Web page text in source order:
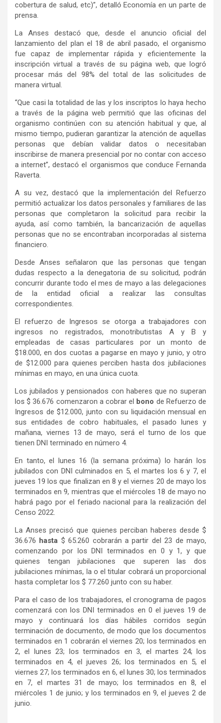
cobertura de salud, etc)”, detalló Economía en un parte de
prensa.
La Anses destacó que, desde el anuncio oficial del
lanzamiento del plan el 18 de abril pasado, el organismo
fue capaz de implementar rápida y eficientemente la
inscripción virtual a través de su página web, que logró
procesar más del 98% del total de las solicitudes de
manera virtual.
“Que casi la totalidad de las y los inscriptos lo haya hecho
a través de la página web permitió que las oficinas del
organismo continúen con su atención habitual y que, al
mismo tiempo, pudieran garantizar la atención de aquellas
personas que debían validar datos o necesitaban
inscribirse de manera presencial por no contar con acceso
a internet”, destacó el organismos que conduce Fernanda
Raverta.
A su vez, destacó que la implementación del Refuerzo
permitió actualizar los datos personales y familiares de las
personas que completaron la solicitud para recibir la
ayuda, así como también, la bancarización de aquellas
personas que no se encontraban incorporadas al sistema
financiero.
Desde Anses señalaron que las personas que tengan
dudas respecto a la denegatoria de su solicitud, podrán
concurrir durante todo el mes de mayo a las delegaciones
de la entidad oficial a realizar las consultas
correspondientes.
El refuerzo de Ingresos se otorga a trabajadores con
ingresos no registrados, monotributistas A y B y
empleadas de casas particulares por un monto de
$18.000, en dos cuotas a pagarse en mayo y junio, y otro
de $12.000 para quienes perciben hasta dos jubilaciones
mínimas en mayo, en una única cuota.
Los jubilados y pensionados con haberes que no superan
los $ 36.676 comenzaron a cobrar el bono de Refuerzo de
Ingresos de $12.000, junto con su liquidación mensual en
sus entidades de cobro habituales, el pasado lunes y
mañana, viernes 13 de mayo, será el turno de los que
tienen DNI terminado en número 4.
En tanto, el lunes 16 (la semana próxima) lo harán los
jubilados con DNI culminados en 5, el martes los 6 y 7, el
jueves 19 los que finalizan en 8 y el viernes 20 de mayo los
terminados en 9, mientras que el miércoles 18 de mayo no
habrá pago por el feriado nacional para la realización del
Censo 2022.
La Anses precisó que quienes perciban haberes desde $
36.676 hasta $ 65.260 cobrarán a partir del 23 de mayo,
comenzando por los DNI terminados en 0 y 1, y que
quienes tengan jubilaciones que superen las dos
jubilaciones mínimas, la o el titular cobrará un proporcional
hasta completar los $ 77.260 junto con su haber.
Para el caso de los trabajadores, el cronograma de pagos
comenzará con los DNI terminados en 0 el jueves 19 de
mayo y continuará los días hábiles corridos según
terminación de documento, de modo que los documentos
terminados en 1 cobrarán el viernes 20; los terminados en
2, el lunes 23; los terminados en 3, el martes 24; los
terminados en 4, el jueves 26; los terminados en 5, el
viernes 27; los terminados en 6, el lunes 30; los terminados
en 7, el martes 31 de mayo; los terminados en 8, el
miércoles 1 de junio; y los terminados en 9, el jueves 2 de
junio.